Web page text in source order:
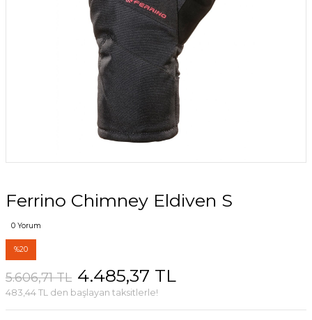
Ferrino Chimney Eldiven S
0 Yorum
%20
5.606,71 TL 4.485,37 TL
483,44 TL den başlayan taksitlerle!